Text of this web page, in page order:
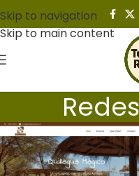
Skip to navigation
Skip to main content